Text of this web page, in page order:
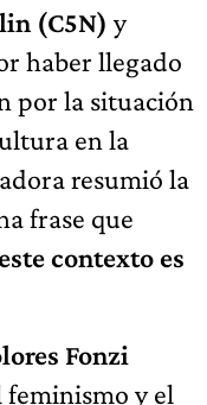
(C5N) y
haber llegado
por la situación
en la
resumió la
frase que
contexto es
Fonzi
feminismo y el